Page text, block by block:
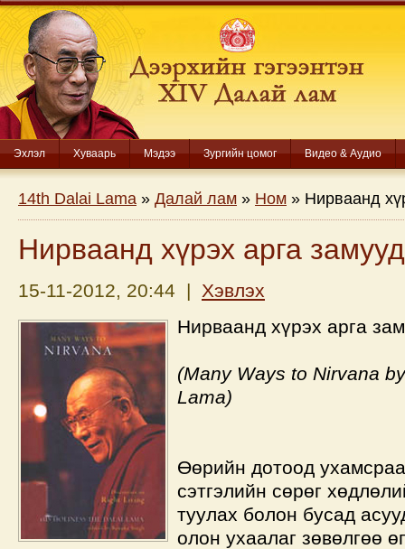
Эхлэл Хуваарь Мэдээ Зургийн цомог Видео & Аудио
14th Dalai Lama » Далай лам » Ном » Нирваанд
Нирваанд хүрэх арга замууд
15-11-2012, 20:44 | Хэвлэх
Нирваанд хүрэх арга
(Many Ways to Nirvana
Lama)
Өөрийн дотоод
сэтгэлийн сөрөг
туулах болон бусад
олон ухаалаг зөвөлгөө